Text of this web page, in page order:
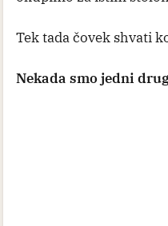
Tek tada čovek shvati
Nekada smo jedni